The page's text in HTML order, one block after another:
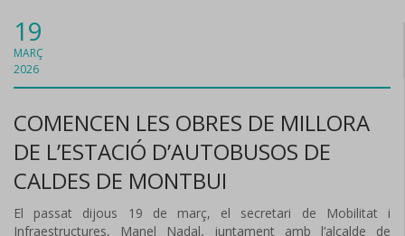
19
MARÇ
2026
COMENCEN LES OBRES DE MILLORA
DE L’ESTACIÓ D’AUTOBUSOS DE
CALDES DE MONTBUI
El passat dijous 19 de març, el secretari de Mobilitat i
Infraestructures, Manel Nadal, juntament amb l’alcalde de